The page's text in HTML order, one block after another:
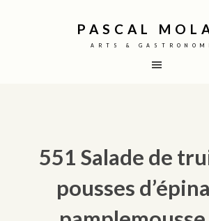
PASCAL
ARTS &
551 Salade de
pousses